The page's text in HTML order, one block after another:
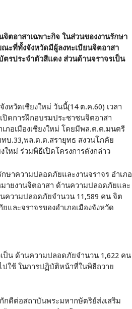
ตอาสาเฉพาะกิจ ในส่วนของงานรักษา
ณะที่ทั้งจังหวัดมีผู้ลงทะเบียนจิตอาสา
รประจำตัวสีแดง ส่วนด้านจราจรเป็น
วัดเชียงใหม่ วันนี้(14 ต.ค.60) เวลา
ปิดการฝึกอบรมประชาชนจิตอาสา
ภอเมืองเชียงใหม่ โดยมีพล.ต.ต.มนตรี
.33,พล.ต.ต.สรายุทธ สงวนโภคัย
หม่ ร่วมพิธีเปิดโครงการดังกล่าว
ษาความปลอดภัยและงานจราจร อำเภอ
ายงานจิตอาสา ด้านความปลอดภัยและ
ความปลอดภัยจำนวน 11,589 คน จิต
ละจราจรของอำเภอเมืองจังหวัด
ป็น ด้านความปลอดภัยจำนวน 1,622 คน
ปใช้ ในการปฏิบัติหน้าที่ในพิธีถวาย
กดีต่อสถาบันพระมหากษัตริย์ส่งเสริม